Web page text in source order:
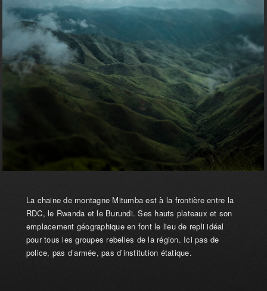
La chaine de montagne Mitumba est à la frontière entre la
RDC, le Rwanda et le Burundi. Ses hauts plateaux et son
emplacement géographique en font le lieu de repli idéal
pour tous les groupes rebelles de la région. Ici pas de
police, pas d’armée, pas d’institution étatique.